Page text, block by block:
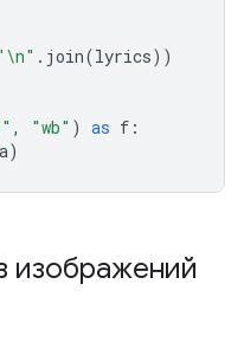
\n" . join(lyrics))
, "wb" ) as f :
)
изображений